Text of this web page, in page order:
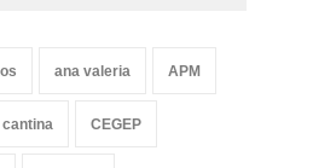
ana valeria APM
cantina CEGEP